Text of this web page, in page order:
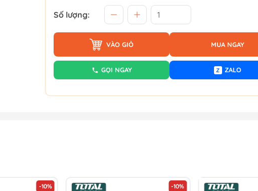
Số lượng:
VÀO GIỎ MUA NGAY
GỌI NGAY Z ZALO
-10% -10%